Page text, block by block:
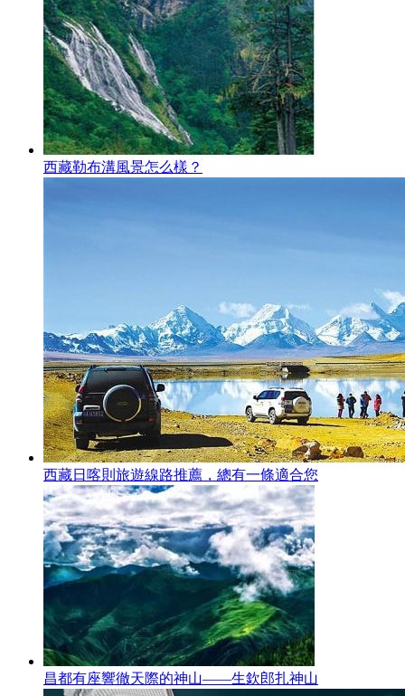
西藏勒布溝風景怎么樣？
西藏日喀則旅遊線路推薦，總有一條適合您
昌都有座響徹天際的神山——生欽郎扎神山